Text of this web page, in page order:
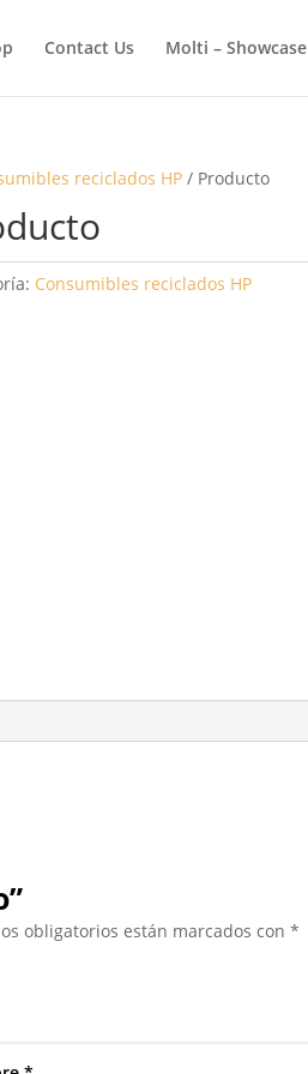
Contact Us Molti – Showcase
PRODUCTOS
reciclados HP / Producto
Consumibles reciclados HP
obligatorios están marcados con*